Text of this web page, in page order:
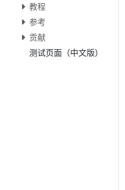
教程
参考
贡献
测试页面（中文版）